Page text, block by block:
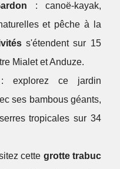
: canoë-kayak,
et pêche à la
s'étendent sur 15
Mialet et Anduze.
ce jardin
ses bambous géants,
tropicales sur 34
cette grotte trabuc